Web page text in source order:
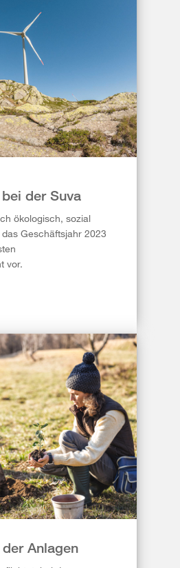
der Suva
ökologisch, sozial
Geschäftsjahr 2023
vor.
Anlagen